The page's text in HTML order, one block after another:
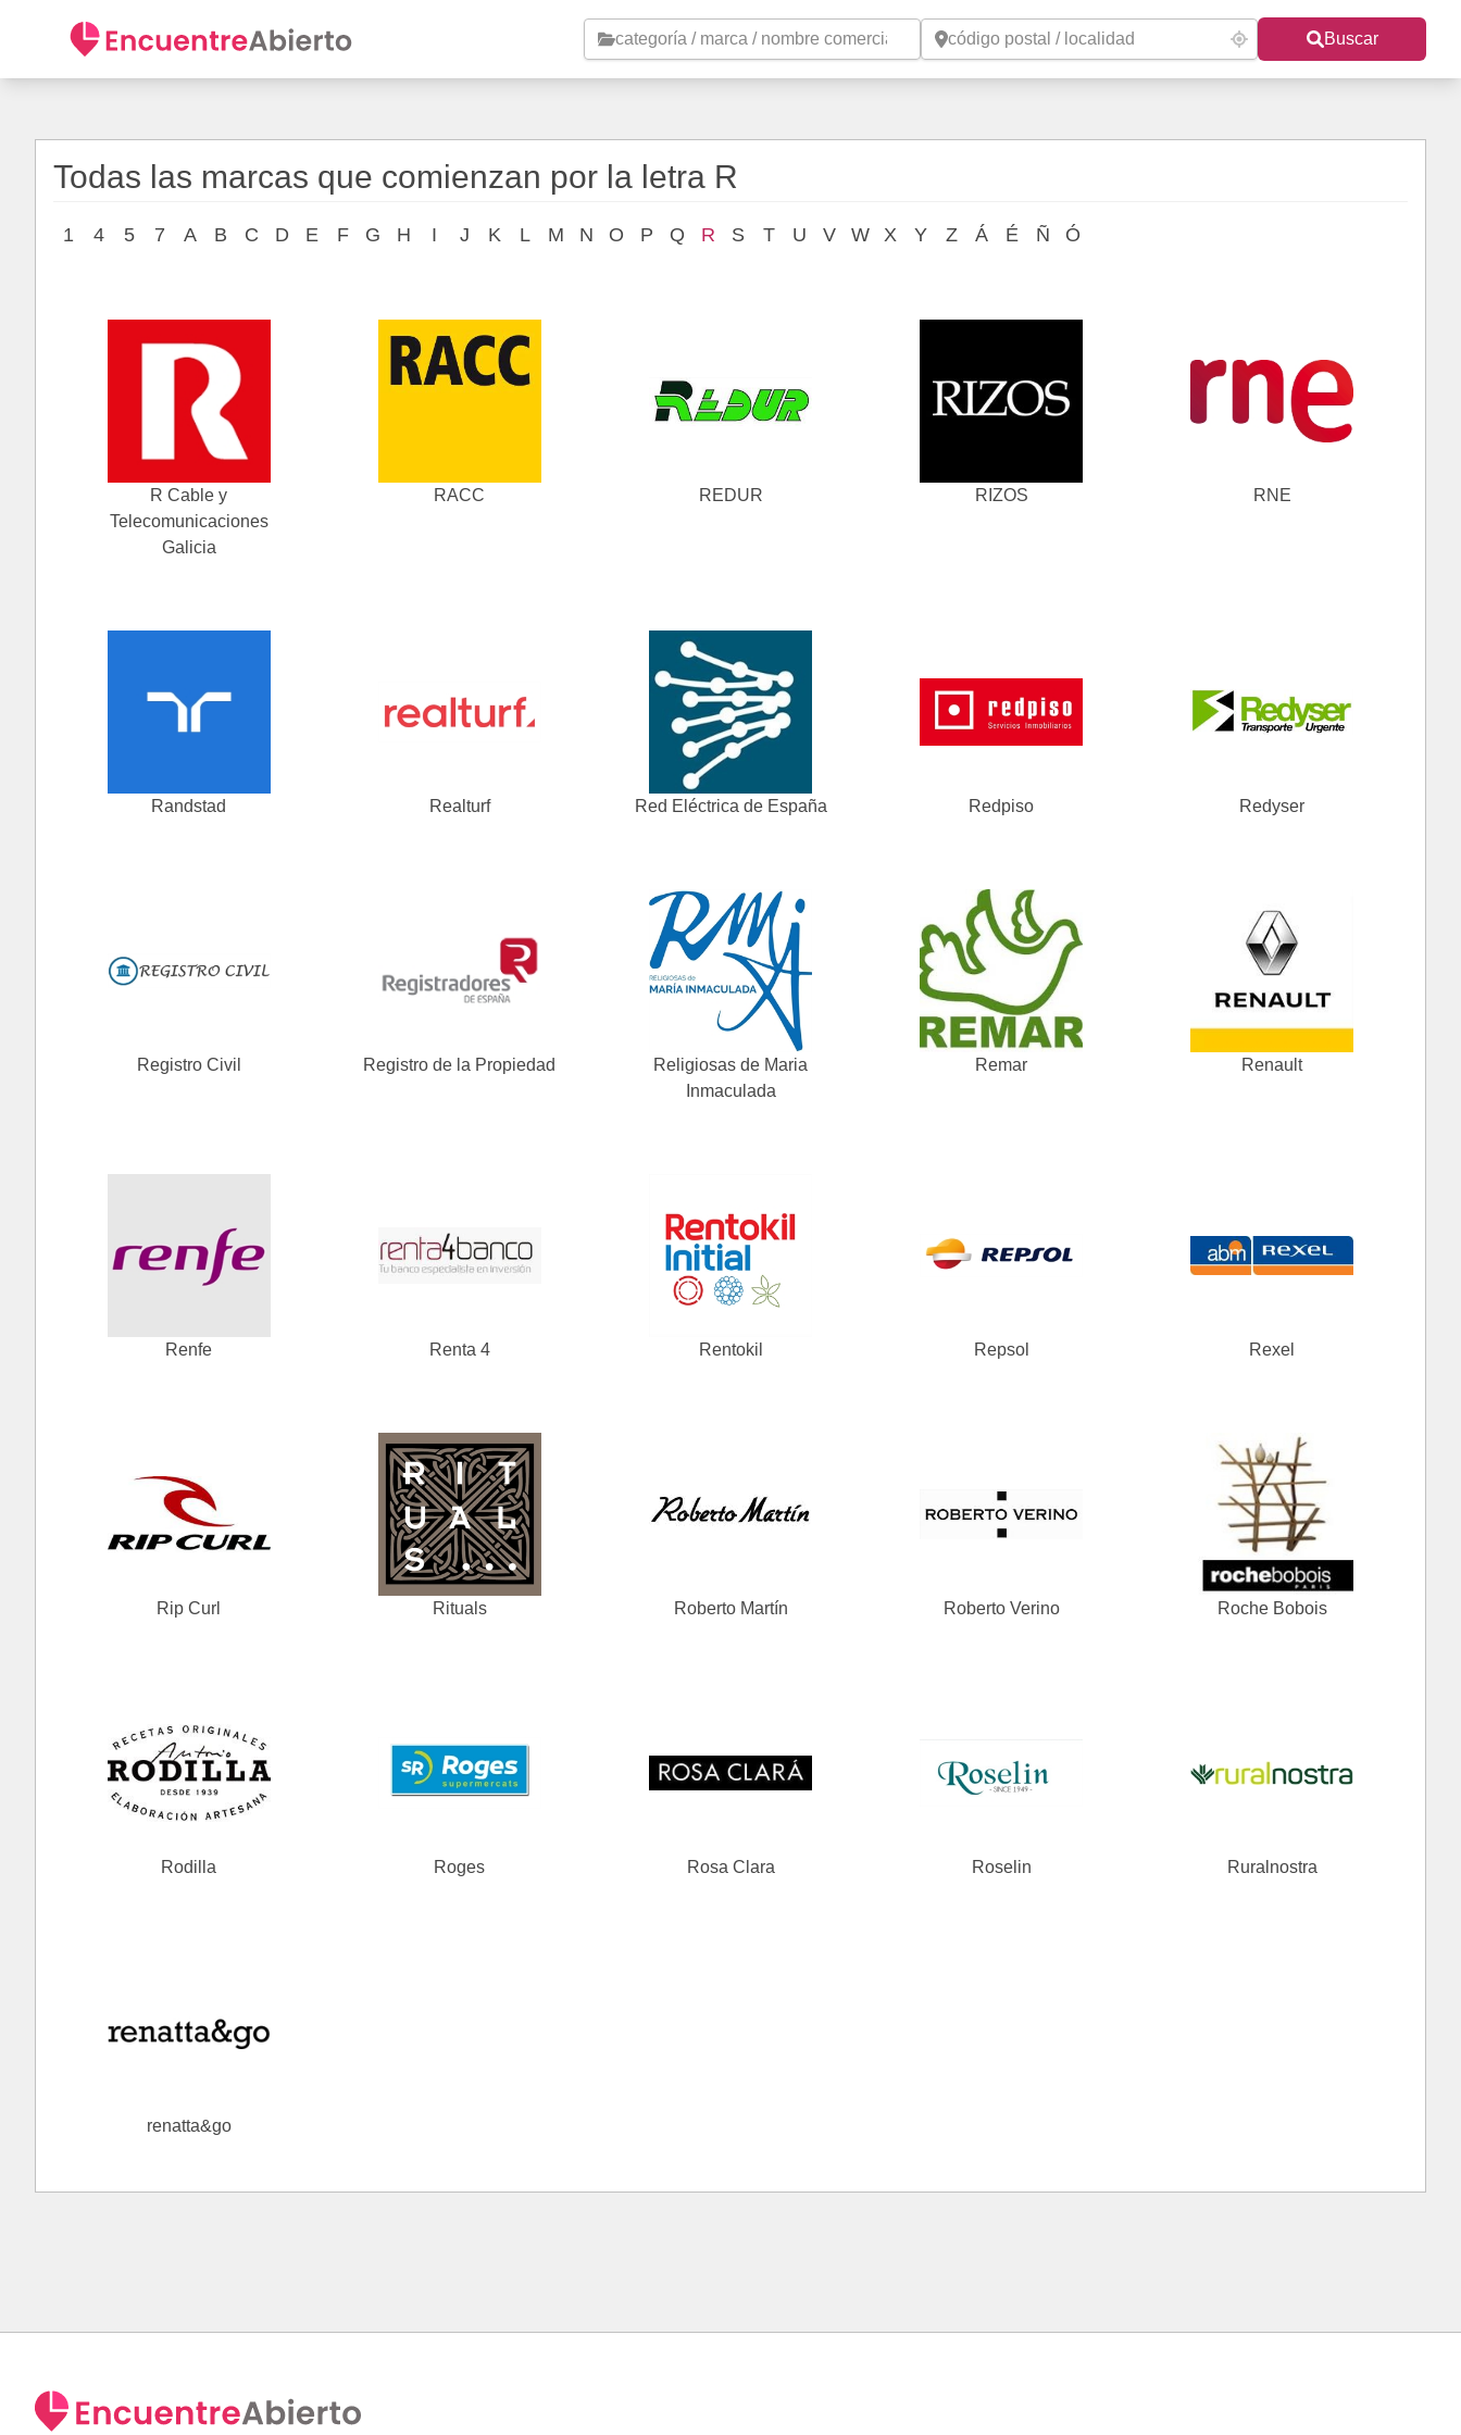
Buscar
Todas las marcas que comienzan por la letra R
1 4 5 7 A B C D E F G H I J K L M N O P Q R S T U V W X Y Z Á É Ñ Ó
R Cable y
Telecomunicaciones
Galicia
RACC REDUR RIZOS RNE
Randstad Realturf Red Eléctrica de España Redpiso Redyser
Registro Civil Registro de la Propiedad
Religiosas de Maria
Inmaculada
Remar Renault
Renfe Renta 4 Rentokil Repsol Rexel
Rip Curl Rituals Roberto Martín Roberto Verino Roche Bobois
Rodilla Roges Rosa Clara Roselin Ruralnostra
renatta&go